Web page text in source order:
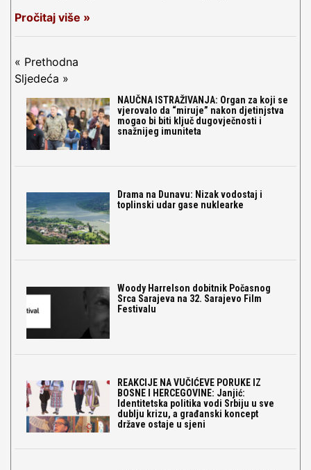
Pročitaj više »
« Prethodna
Sljedeća »
NAUČNA ISTRAŽIVANJA: Organ za koji se
vjerovalo da “miruje” nakon djetinjstva
mogao bi biti ključ dugovječnosti i
snažnijeg imuniteta
Drama na Dunavu: Nizak vodostaj i
toplinski udar gase nuklearke
Woody Harrelson dobitnik Počasnog
Srca Sarajeva na 32. Sarajevo Film
Festivalu
REAKCIJE NA VUČIĆEVE PORUKE IZ
BOSNE I HERCEGOVINE: Janjić:
Identitetska politika vodi Srbiju u sve
dublju krizu, a građanski koncept
države ostaje u sjeni